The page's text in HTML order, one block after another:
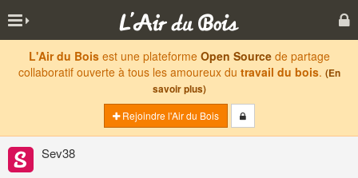
L'Air du Boisest une plateforme Open Sourcede partage
collaboratif ouverte à tous les amoureux du travail du bois. (En
savoir plus)
Rejoindre l'Air du Bois
Sev38